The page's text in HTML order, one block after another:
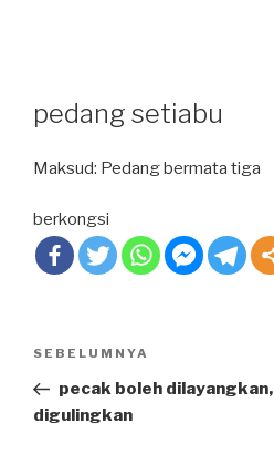
pedang setiabu
Maksud: Pedang bermata tiga
berkongsi
Post
Previous
Post
SEBELUMNYA
pecak boleh
digulingkan